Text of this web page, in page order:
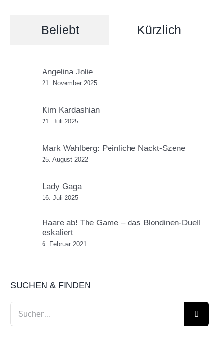
Beliebt Kürzlich
Angelina Jolie
21. November 2025
Kim Kardashian
21. Juli 2025
Mark Wahlberg: Peinliche Nackt-Szene
25. August 2022
Lady Gaga
16. Juli 2025
Haare ab! The Game – das Blondinen-Duell
eskaliert
6. Februar 2021
SUCHEN & FINDEN
nach: